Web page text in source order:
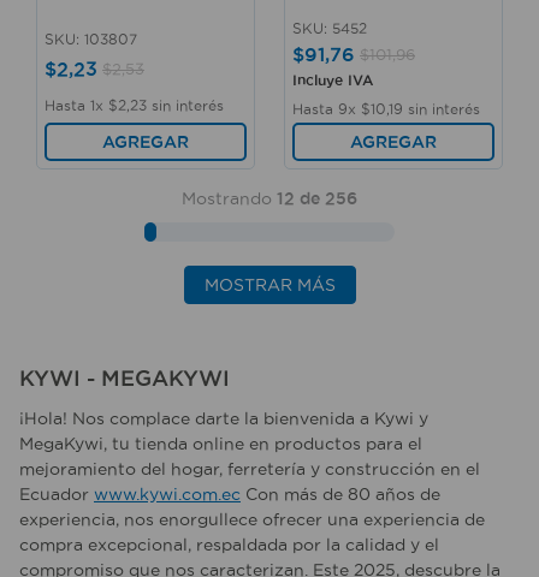
SKU: 103807
$2,23 $2,53
Hasta 1x $2 23 sin interés
AGREGAR
SKU: 5452
$91,76 $101,96
Incluye IVA
Hasta 9x $10 19 sin interés
AGREGAR
Mostrando 12 de 256
MOSTRAR MÁS
KYWI - MEGAKYWI
¡Hola! Nos complace darte la bienvenida a Kywi y
MegaKywi, tu tienda online en productos para el
mejoramiento del hogar, ferretería y construcción en el
Ecuador www.kywi.com.ec Con más de 80 años de
experiencia, nos enorgullece ofrecer una experiencia de
compra excepcional, respaldada por la calidad y el
compromiso que nos caracterizan. Este 2025, descubre la